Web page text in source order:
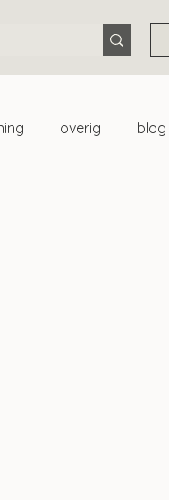
overig blog